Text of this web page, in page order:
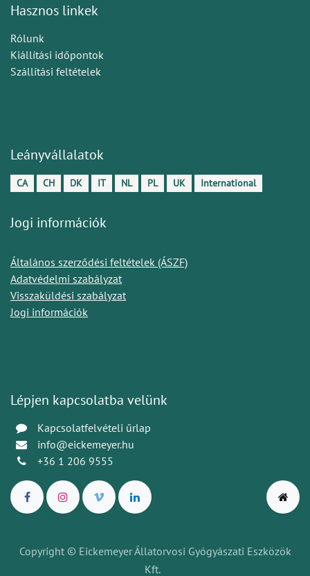
Hasznos linkek
Rólunk
Kiállítási időpontok
Szállítási feltételek
Leányvállalatok
CA CH DK IT NL PL UK International
Jogi információk
Általános szerződési feltételek (ÁSZF)
Adatvédelmi szabályzat
Visszaküldési szabályzat
Jogi információk
Lépjen kapcsolatba velünk
Kapcsolatfelvételi űrlap
info@eickemeyer.hu
+36 1 206 9555
Copyright © Eickemeyer Állatorvosi Gyógyászati Eszközök
Kft.